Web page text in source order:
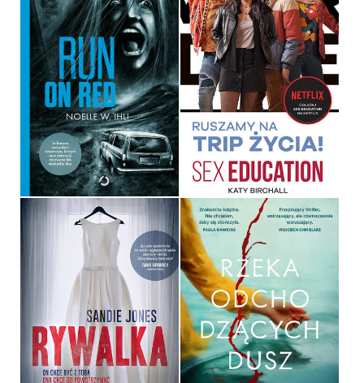
RUN ON RED
NOELLE WEST IHLI
OPRAWA MIĘKKA
49,99 ZŁ
RUSZAMY NA TRIP ŻYCIA!
KATY BIRCHALL
OPRAWA MIĘKKA
44,99 ZŁ
RYWALKA
SANDIE JONES
OPRAWA MIĘKKA ZE SKRZYDEŁKAMI
RZEKA ODCHODZĄCYCH
DUSZ
LIZ MOORE
OPRAWA MIĘKKA